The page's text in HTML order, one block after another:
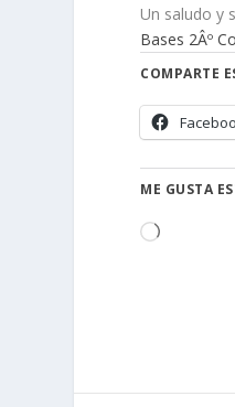
Un saludo y
Bases 2Âº
COMPARTE
ME GUSTA
Cargando...